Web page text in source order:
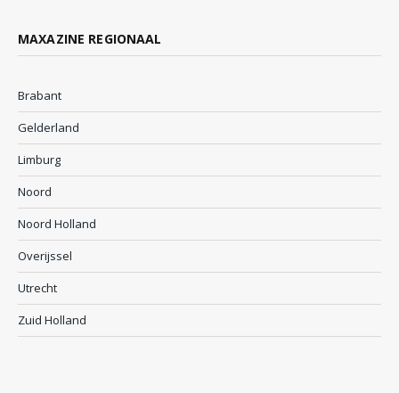
MAXAZINE REGIONAAL
Brabant
Gelderland
Limburg
Noord
Noord Holland
Overijssel
Utrecht
Zuid Holland